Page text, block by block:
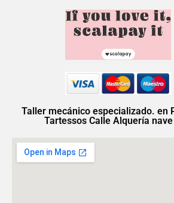
Taller mecánico especializado. en
Tartessos Calle Alquería